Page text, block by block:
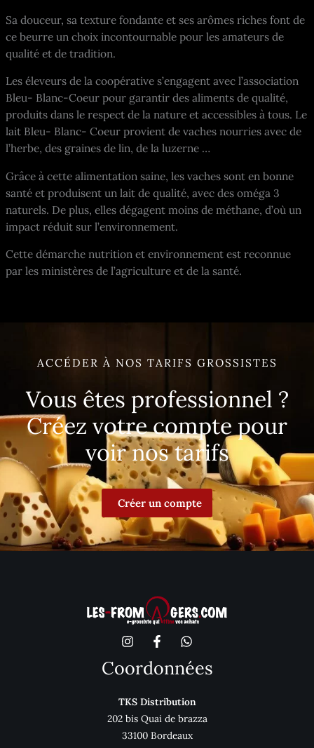
Sa douceur, sa texture fondante et ses arômes riches font de
ce beurre un choix incontournable pour les amateurs de
qualité et de tradition.
Les éleveurs de la coopérative s’engagent avec l’association
Bleu- Blanc-Coeur pour garantir des aliments de qualité,
produits dans le respect de la nature et accessibles à tous. Le
lait Bleu- Blanc- Coeur provient de vaches nourries avec de
l’herbe, des graines de lin, de la luzerne …
Grâce à cette alimentation saine, les vaches sont en bonne
santé et produisent un lait de qualité, avec des oméga 3
naturels. De plus, elles dégagent moins de méthane, d’où un
impact réduit sur l’environnement.
Cette démarche nutrition et environnement est reconnue
par les ministères de l’agriculture et de la santé.
ACCÉDER À NOS TARIFS GROSSISTES
Vous êtes professionnel ?
Créez votre compte pour
voir nos tarifs
Créer un compte
Coordonnées
TKS Distribution
202 bis Quai de brazza
33100 Bordeaux